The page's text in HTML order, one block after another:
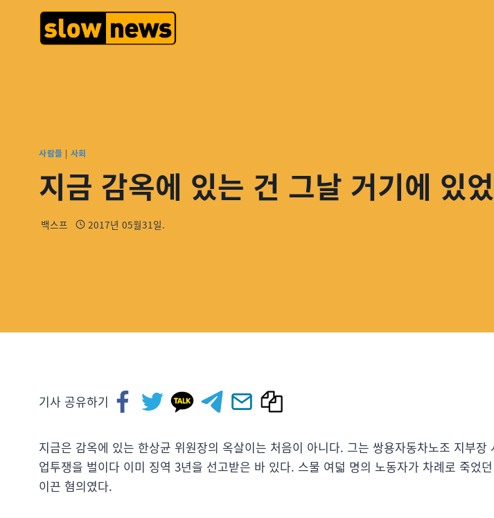
사람들 | 사회
지금 감옥에 있는 건 그날 거기에 있
백스프 2017년 05월31일.
기사 공유하기
지금은 감옥에 있는 한상균 위원장의 옥살이는 처음이 아니다. 그는 쌍용자동차노조 지부장
업투쟁을 벌이다 이미 징역 3년을 선고받은 바 있다. 스물 여덟 명의 노동자가 차례로 죽었
이끈 혐의였다.